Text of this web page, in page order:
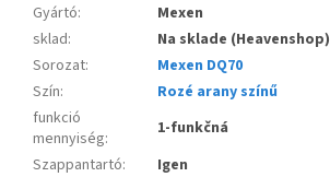
Gyártó:
Mexen
sklad:
Na sklade (Heavenshop)
Sorozat:
Mexen DQ70
Szín:
Rozé arany színű
funkció
mennyiség:
1-funkčná
Szappantartó:
Igen